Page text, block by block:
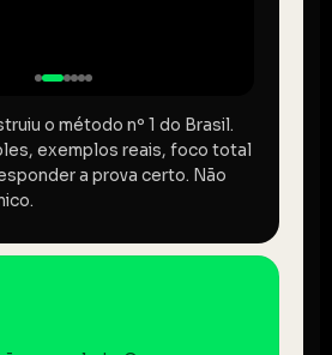
o método nº 1 do Brasil.
exemplos reais, foco total
a prova certo. Não